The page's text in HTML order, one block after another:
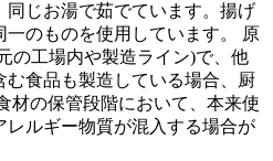
同じお湯で茹でています。揚げ
一のものを使用しています。 原
の工場内や製造ライン)で、他
む食品も製造している場合、厨
材の保管段階において、本来使
レルギー物質が混入する場合が